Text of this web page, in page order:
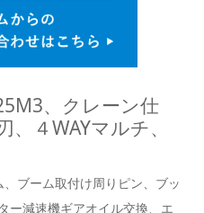
、クレーン仕
４WAYマルチ、
ブーム取付け周りピン、ブッ
ー減速機ギアオイル交換、エ